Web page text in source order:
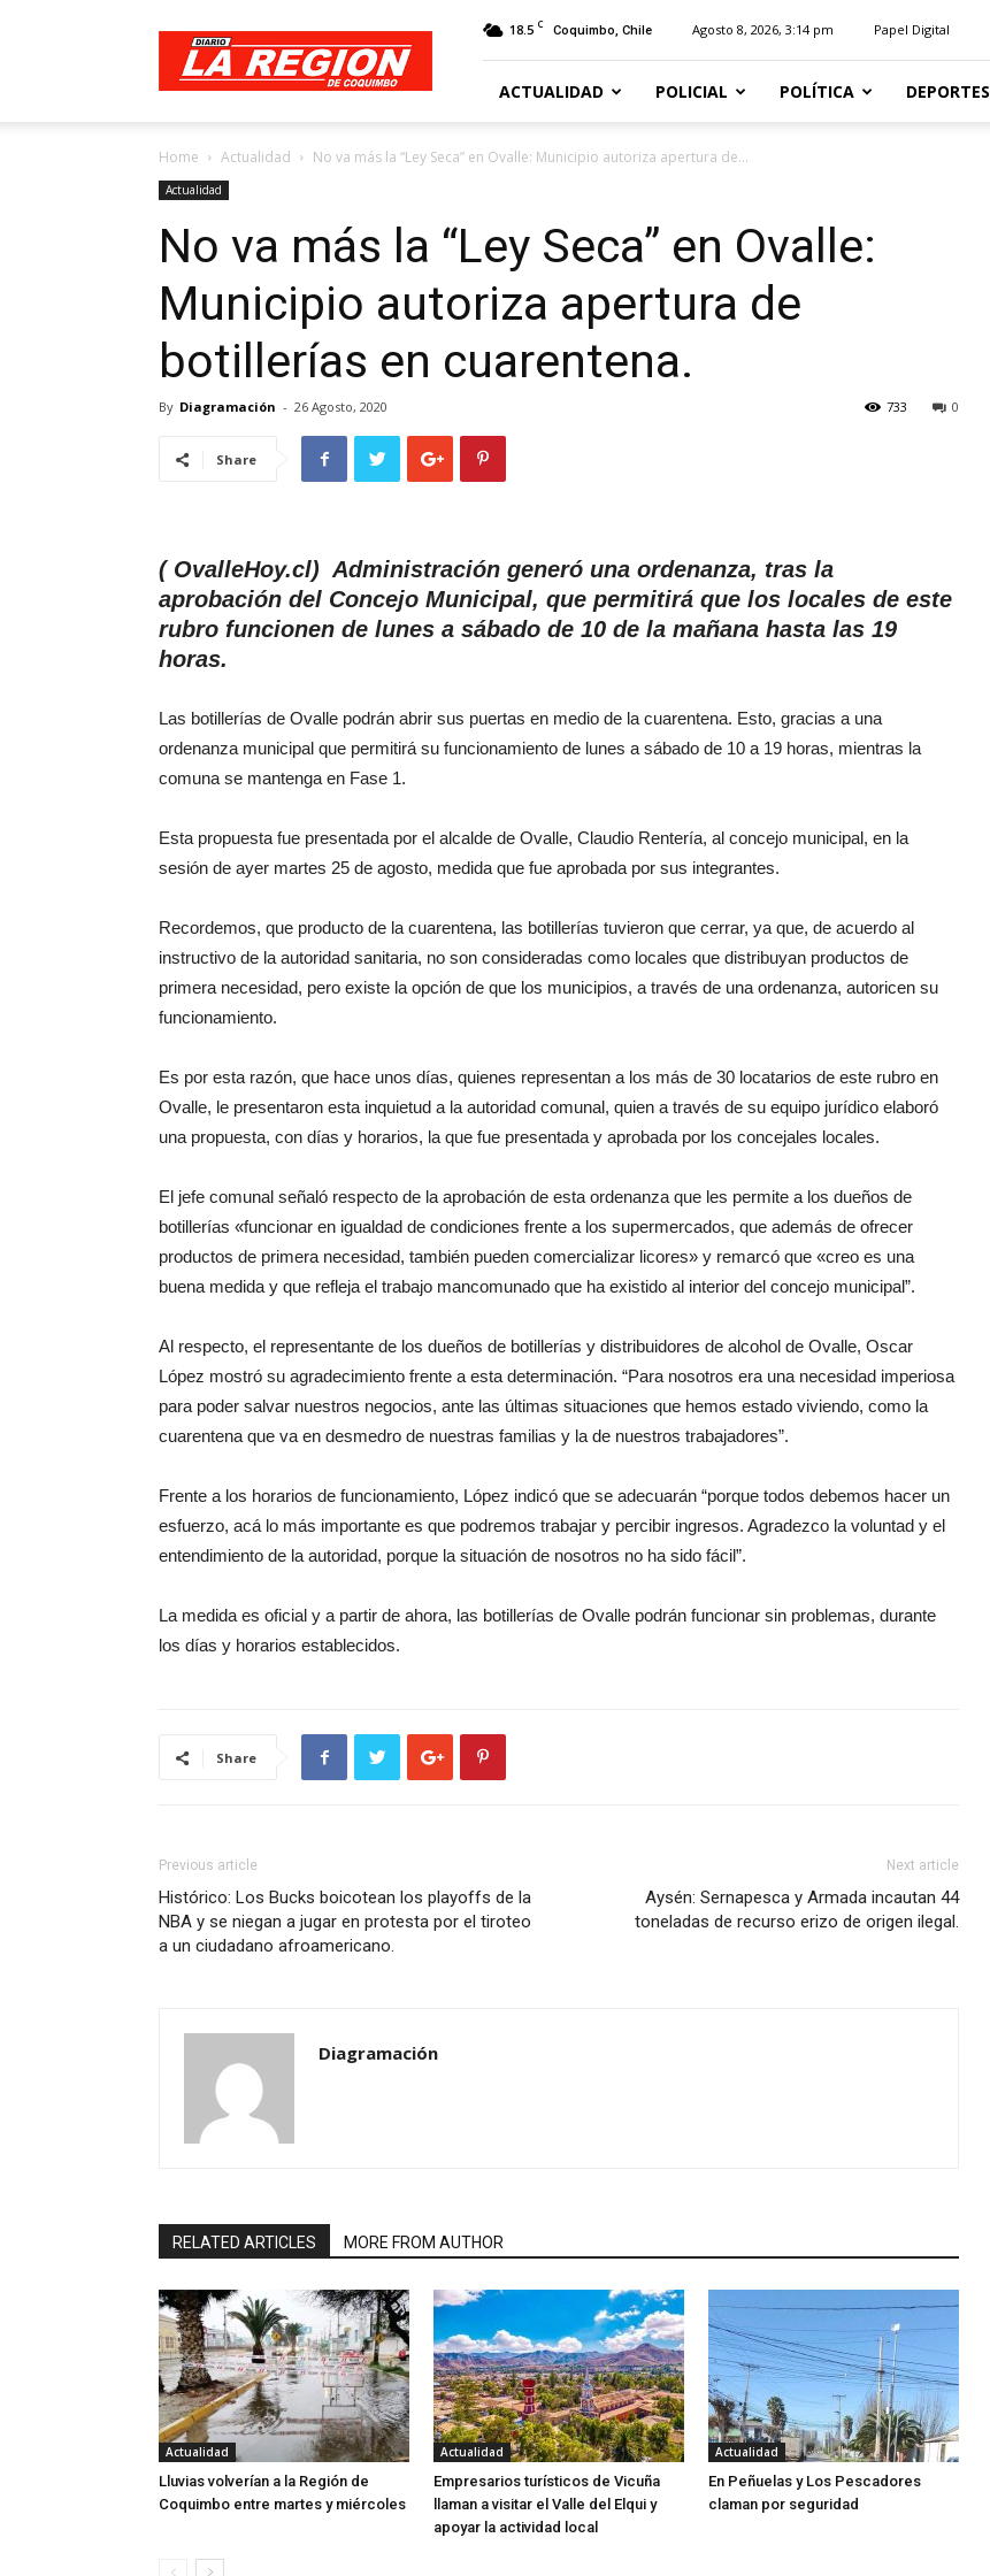
Diario
Región
18.5 C Coquimbo, Chile Agosto 8, 2026, 3:14 pm Papel Digital
ACTUALIDAD POLICIAL POLÍTICA DEPORTES
Home Actualidad No va más la “Ley Seca” en Ovalle: Municipio autoriza apertura de...
Actualidad
No va más la “Ley Seca” en Ovalle:
Municipio autoriza apertura de
botillerías en cuarentena.
By Diagramación - 26 Agosto, 2020 0
733
Share
( OvalleHoy.cl) Administración generó una ordenanza, tras la
aprobación del Concejo Municipal, que permitirá que los locales de este
rubro funcionen de lunes a sábado de 10 de la mañana hasta las 19
horas.
Las botillerías de Ovalle podrán abrir sus puertas en medio de la cuarentena. Esto, gracias a una
ordenanza municipal que permitirá su funcionamiento de lunes a sábado de 10 a 19 horas, mientras la
comuna se mantenga en Fase 1.
Esta propuesta fue presentada por el alcalde de Ovalle, Claudio Rentería, al concejo municipal, en la
sesión de ayer martes 25 de agosto, medida que fue aprobada por sus integrantes.
Recordemos, que producto de la cuarentena, las botillerías tuvieron que cerrar, ya que, de acuerdo al
instructivo de la autoridad sanitaria, no son consideradas como locales que distribuyan productos de
primera necesidad, pero existe la opción de que los municipios, a través de una ordenanza, autoricen su
funcionamiento.
Es por esta razón, que hace unos días, quienes representan a los más de 30 locatarios de este rubro en
Ovalle, le presentaron esta inquietud a la autoridad comunal, quien a través de su equipo jurídico elaboró
una propuesta, con días y horarios, la que fue presentada y aprobada por los concejales locales.
El jefe comunal señaló respecto de la aprobación de esta ordenanza que les permite a los dueños de
botillerías «funcionar en igualdad de condiciones frente a los supermercados, que además de ofrecer
productos de primera necesidad, también pueden comercializar licores» y remarcó que «creo es una
buena medida y que refleja el trabajo mancomunado que ha existido al interior del concejo municipal”.
Al respecto, el representante de los dueños de botillerías y distribuidores de alcohol de Ovalle, Oscar
López mostró su agradecimiento frente a esta determinación. “Para nosotros era una necesidad imperiosa
para poder salvar nuestros negocios, ante las últimas situaciones que hemos estado viviendo, como la
cuarentena que va en desmedro de nuestras familias y la de nuestros trabajadores”.
Frente a los horarios de funcionamiento, López indicó que se adecuarán “porque todos debemos hacer un
esfuerzo, acá lo más importante es que podremos trabajar y percibir ingresos. Agradezco la voluntad y el
entendimiento de la autoridad, porque la situación de nosotros no ha sido fácil”.
La medida es oficial y a partir de ahora, las botillerías de Ovalle podrán funcionar sin problemas, durante
los días y horarios establecidos.
Share
Previous article
Histórico: Los Bucks boicotean los playoffs de la
NBA y se niegan a jugar en protesta por el tiroteo
a un ciudadano afroamericano.
Next article
Aysén: Sernapesca y Armada incautan 44
toneladas de recurso erizo de origen ilegal.
Diagramación
RELATED ARTICLES MORE FROM AUTHOR
Actualidad
Lluvias volverían a la Región de
Coquimbo entre martes y miércoles
Actualidad
Empresarios turísticos de Vicuña
llaman a visitar el Valle del Elqui y
apoyar la actividad local
Actualidad
En Peñuelas y Los Pescadores
claman por seguridad